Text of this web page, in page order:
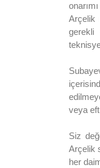
Arçelik
gerekli
veya
Siz
Arçelik
her